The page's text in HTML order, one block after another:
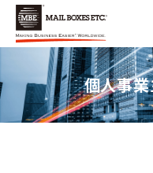
課
法
個人事